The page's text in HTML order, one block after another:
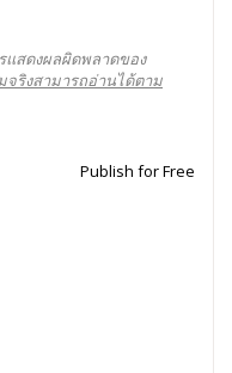
แสดงผลผิดพลาดของ
จริงสามารถอ่านได้ตาม
Publish for Free